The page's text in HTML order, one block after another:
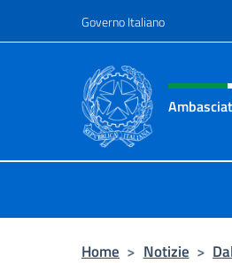
Governo Italiano
Intestazione
Home > Notizie >